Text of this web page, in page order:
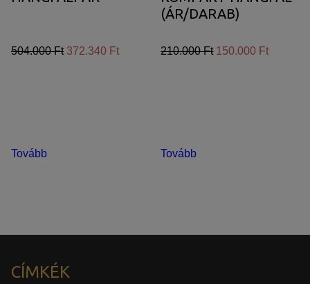
504.000 Ft 372.340 Ft
Tovább
(ÁR/DARAB)
210.000 Ft 150.000 Ft
Tovább
CÍMKÉK